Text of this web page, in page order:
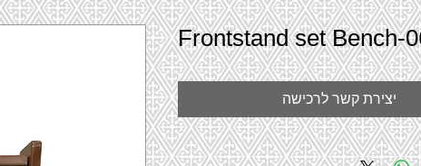
Frontstand set Bench-
יצירת קשר לרכישה